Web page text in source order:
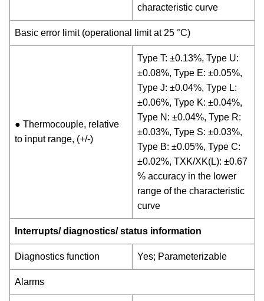
characteristic curve
Basic error limit (operational limit at 25 °C)
● Thermocouple, relative
to input range, (+/-)
Type T: ±0.13%, Type U:
±0.08%, Type E: ±0.05%,
Type J: ±0.04%, Type L:
±0.06%, Type K: ±0.04%,
Type N: ±0.04%, Type R:
±0.03%, Type S: ±0.03%,
Type B: ±0.05%, Type C:
±0.02%, TXK/XK(L): ±0.67
% accuracy in the lower
range of the characteristic
curve
Interrupts/ diagnostics/ status information
Diagnostics function Yes; Parameterizable
Alarms